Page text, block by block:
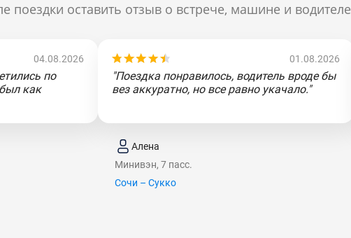
поездки оставить отзыв о встрече, машине и водителе
04.08.2026
по
как
01.08.2026
"Поездка понравилось, водитель вроде бы
вез аккуратно, но все равно укачало."
Алена
Минивэн, 7 пасс.
Сочи – Сукко